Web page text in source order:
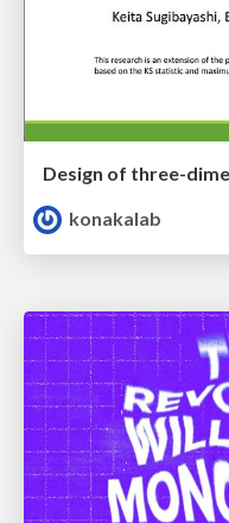
konakalab